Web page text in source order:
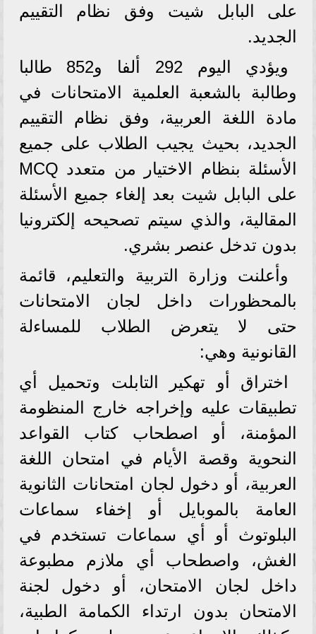
على البابل شيت وفق نظام التقييم
الجديد.
ويؤدي اليوم 292 ألفا و852 طالبا
وطالبة بالشعبة العلمية الامتحانات في
مادة اللغة العربية، وفق نظام التقييم
الجديد، بحيث يجيب الطلاب على جميع
الأسئلة بنظام الاختيار من متعدد MCQ
على البابل شيت بعد إلغاء جميع الأسئلة
المقالية، والذي سيتم تصحيحه إلكترونيا
بدون تدخل عنصر بشري.
وأعلنت وزارة التربية والتعليم، قائمة
بالمحظورات داخل لجان الامتحانات
حتى لا يتعرض الطلاب للمساءلة
القانونية وهي:
اختراق أو تهكير التابلت وتحميل أي
تطبيقات عليه وإخراجه خارج المنظومة
المؤمنة، أو اصطحاب كتاب القواعد
النحوية وقصة الأيام في امتحان اللغة
العربية، أو دخول لجان امتحانات الثانوية
العامة بالموبايل أو إخفاء سماعات
البلوتوث أو أي سماعات تستخدم في
الغش، واصطحاب أي ملازم مطبوعة
داخل لجان الامتحان، أو دخول لجنة
الامتحان بدون ارتداء الكمامة الطبية،